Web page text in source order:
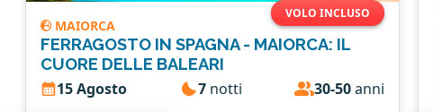
VOLO INCLUSO
MAIORCA
FERRAGOSTO IN SPAGNA - MAIORCA: IL
CUORE DELLE BALEARI
15 Agosto 7notti 30-50anni